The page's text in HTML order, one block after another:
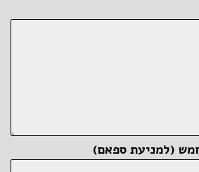
(למניעת ספאם)